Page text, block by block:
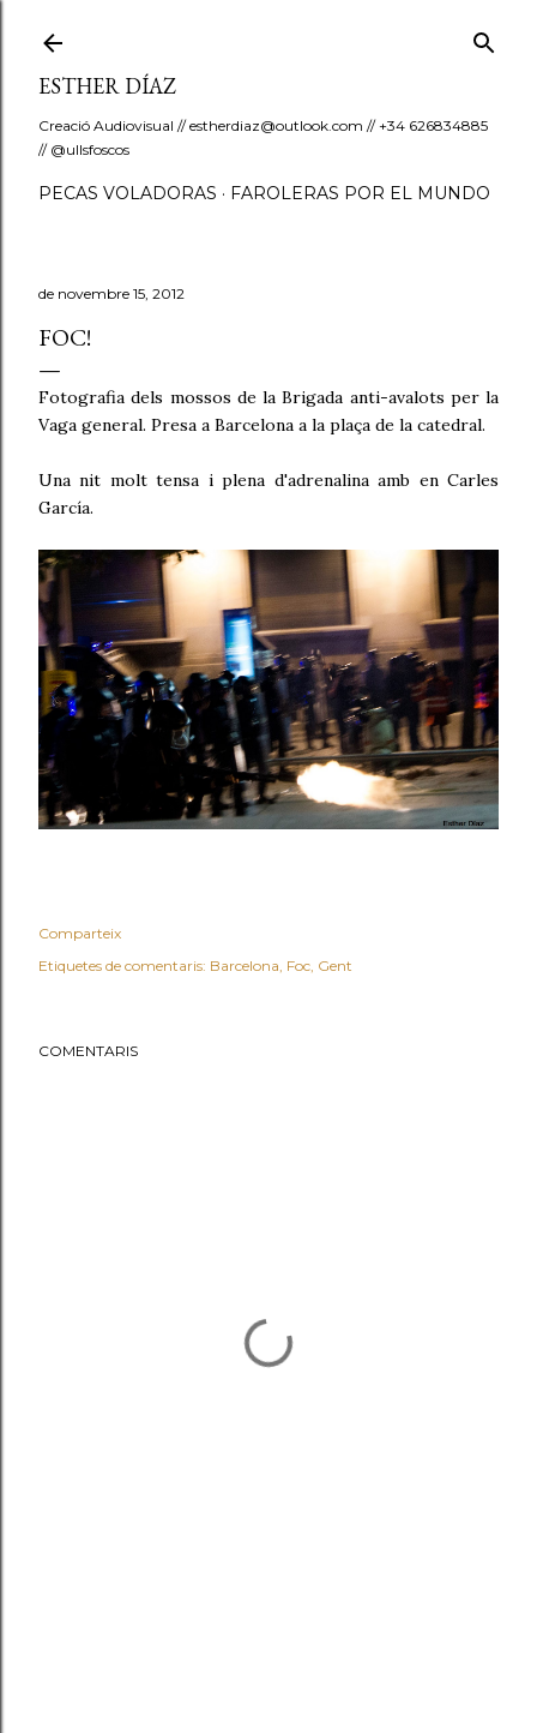
ESTHER DÍAZ
Creació Audiovisual // estherdiaz@outlook.com // +34 626834885
// @ullsfoscos
PECAS VOLADORAS FAROLERAS POR EL MUNDO
de novembre 15, 2012
FOC!
Fotografia dels mossos de la Brigada anti-avalots per la
Vaga general. Presa a Barcelona a la plaça de la catedral.
Una nit molt tensa i plena d'adrenalina amb en Carles
García.
Comparteix
Etiquetes de comentaris: Barcelona Foc Gent
COMENTARIS